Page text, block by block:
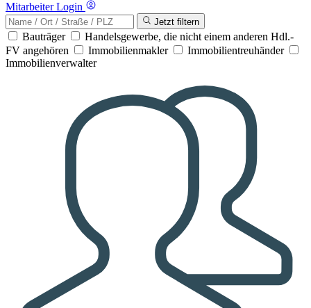
Mitarbeiter Login
Jetzt filtern
Bauträger
Handelsgewerbe, die nicht einem anderen Hdl.-
FV angehören
Immobilienmakler
Immobilientreuhänder
Immobilienverwalter